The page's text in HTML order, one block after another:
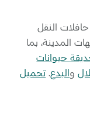
النقل
المدينة، بما
حيوانات
والبدع. تحميل